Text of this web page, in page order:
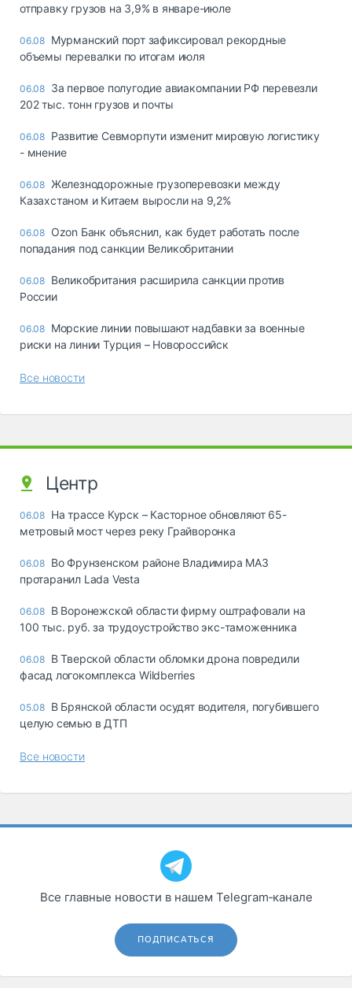
отправку грузов на 3,9% в январе-июле
06.08 Мурманский порт зафиксировал рекордные
объемы перевалки по итогам июля
06.08 За первое полугодие авиакомпании РФ перевезли
202 тыс. тонн грузов и почты
06.08 Развитие Севморпути изменит мировую логистику
- мнение
06.08 Железнодорожные грузоперевозки между
Казахстаном и Китаем выросли на 9,2%
06.08 Ozon Банк объяснил, как будет работать после
попадания под санкции Великобритании
06.08 Великобритания расширила санкции против
России
06.08 Морские линии повышают надбавки за военные
риски на линии Турция – Новороссийск
Все новости
Центр
06.08 На трассе Курск – Касторное обновляют 65-
метровый мост через реку Грайворонка
06.08 Во Фрунзенском районе Владимира МАЗ
протаранил Lada Vesta
06.08 В Воронежской области фирму оштрафовали на
100 тыс. руб. за трудоустройство экс-таможенника
06.08 В Тверской области обломки дрона повредили
фасад логокомплекса Wildberries
05.08 В Брянской области осудят водителя, погубившего
целую семью в ДТП
Все новости
Все главные новости в нашем Telegram‑канале
ПОДПИСАТЬСЯ